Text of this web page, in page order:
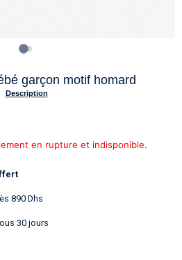
garçon motif homard
Description
en rupture et indisponible.
890 Dhs
30 jours